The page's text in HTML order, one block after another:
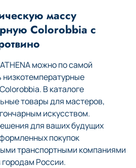
массу
Colorobbia с
можно по самой
низкотемпературные
В каталоге
товары для мастеров,
искусством.
для ваших будущих
покупок
транспортными компаниями
России.